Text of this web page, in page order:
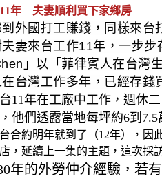
年 夫妻順利買下家鄉房
外國打工賺錢，同樣來
妻來台工作11年，一步
」以「菲律賓人在台灣
台灣工作多年，已經存錢
11年在工廠中工作，週休
他們透露當地每坪約6到
合約明年就到了（12年），因
，延續上一集的主題，這次採
年的外勞仲介經驗，若